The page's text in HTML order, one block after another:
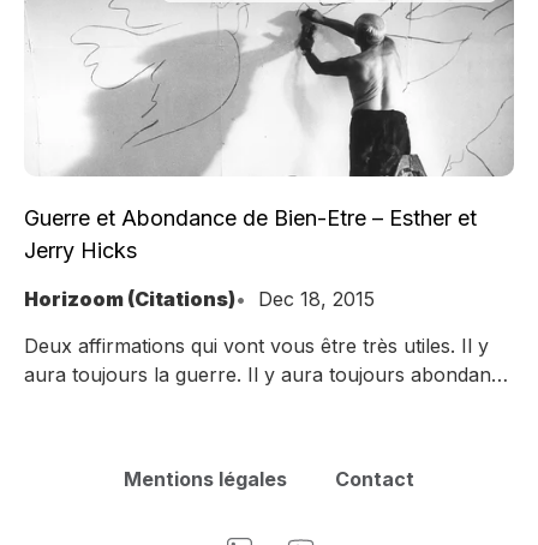
Guerre et Abondance de Bien-Etre – Esther et
Jerry Hicks
Horizoom (Citations)
Dec 18, 2015
Deux affirmations qui vont vous être très utiles. Il y
aura toujours la guerre. Il y aura toujours abondance
Mentions légales Contact